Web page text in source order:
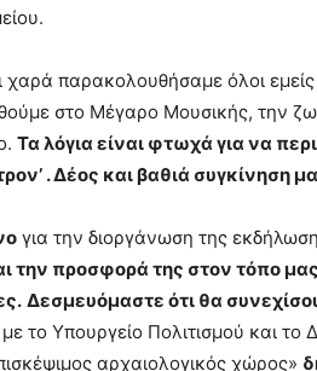
παρακολουθήσαμε όλοι
στο Μέγαρο Μουσικής, την
Τα λόγια είναι φτωχά για να
. Δέος και βαθιά συγκίνηση
για την διοργάνωση της
την προσφορά της στον τόπο μας
Δεσμευόμαστε ότι θα
το Υπουργείο Πολιτισμού και
αρχαιολογικός χώρος»